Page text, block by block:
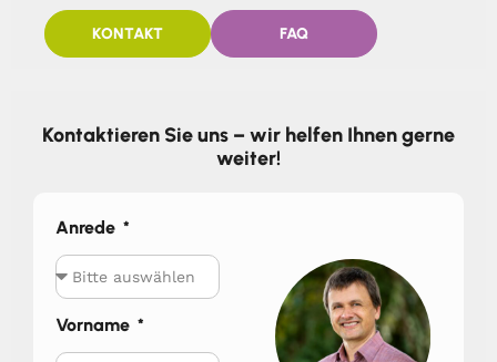
KONTAKT FAQ
Kontaktieren Sie uns – wir helfen Ihnen gerne
weiter!
Anrede
Vorname